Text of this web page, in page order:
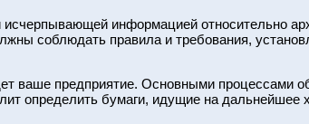
информацией относительно
соблюдать правила и требования,
ваше предприятие. Основными процессами
определить бумаги, идущие на дальнейшее